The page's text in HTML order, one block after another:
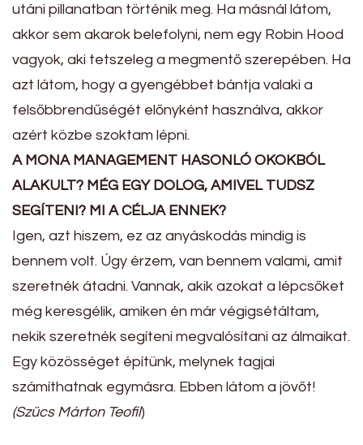
utáni pillanatban történik meg. Ha másnál látom,
akkor sem akarok belefolyni, nem egy Robin Hood
vagyok, aki tetszeleg a megmentő szerepében. Ha
azt látom, hogy a gyengébbet bántja valaki a
felsőbbrendűségét előnyként használva, akkor
azért közbe szoktam lépni.
A MONA MANAGEMENT HASONLÓ OKOKBÓL
ALAKULT? MÉG EGY DOLOG, AMIVEL TUDSZ
SEGÍTENI? MI A CÉLJA ENNEK?
Igen, azt hiszem, ez az anyáskodás mindig is
bennem volt. Úgy érzem, van bennem valami, amit
szeretnék átadni. Vannak, akik azokat a lépcsőket
még keresgélik, amiken én már végigsétáltam,
nekik szeretnék segíteni megvalósítani az álmaikat.
Egy közösséget építünk, melynek tagjai
számíthatnak egymásra. Ebben látom a jövőt!
(Szücs Márton Teofil)